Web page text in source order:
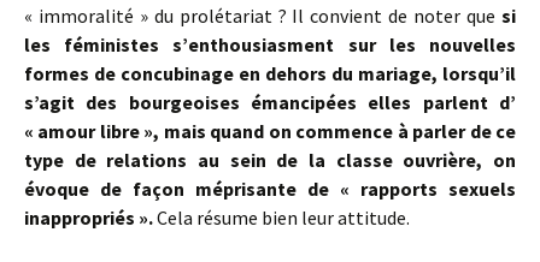
« immoralité » du prolétariat ? Il convient de noter que si
les féministes s’enthousiasment sur les nouvelles
formes de concubinage en dehors du mariage, lorsqu’il
s’agit des bourgeoises émancipées elles parlent d’
« amour libre », mais quand on commence à parler de ce
type de relations au sein de la classe ouvrière, on
évoque de façon méprisante de « rapports sexuels
inappropriés ».Cela résume bien leur attitude.